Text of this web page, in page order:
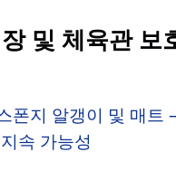
및 체육관 보
폰지 알갱이 및 매트
속 가능성